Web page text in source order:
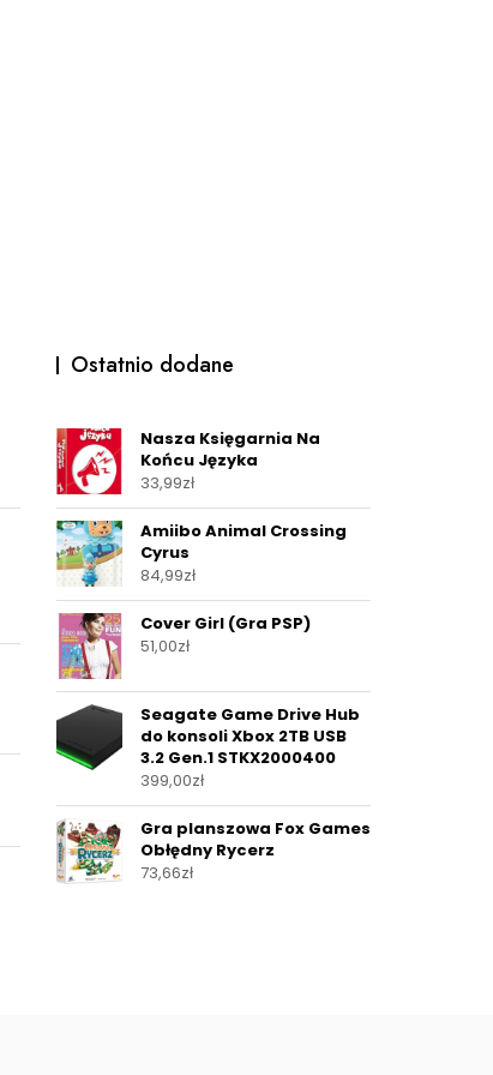
Ostatnio dodane
Nasza Księgarnia Na
Końcu Języka
33,99zł
Amiibo Animal Crossing
Cyrus
84,99zł
Cover Girl (Gra PSP)
51,00zł
Seagate Game Drive Hub
do konsoli Xbox 2TB USB
3.2 Gen.1 STKX2000400
399,00zł
Gra planszowa Fox Games
Obłędny Rycerz
73,66zł